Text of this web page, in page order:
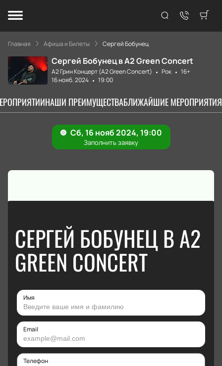
Главная Афиша и Билеты Сергей Бобунец
Сергей Бобунец в А2 Green Concert
А2 Грин Концерт (A2 Green Concert) Рок
16+
16 нояб. 2024
19:00
НАШИ ПРЕИМУЩЕСТВАБЛИЖАЙШИЕ МЕРОПРИЯТИЯ
СЕРГЕЙ БОБУНЕЦ В А2
GREEN CONCERT
Имя
Email
Телефон